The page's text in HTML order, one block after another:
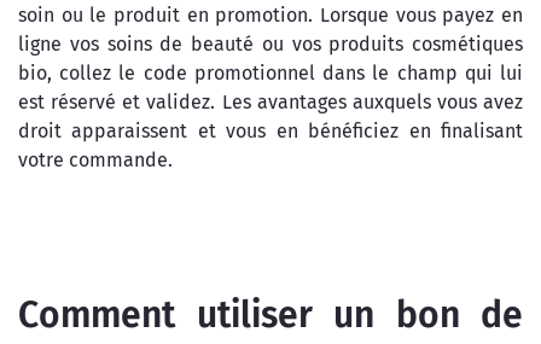
soin ou le produit en promotion. Lorsque vous payez en
ligne vos soins de beauté ou vos produits cosmétiques
bio, collez le code promotionnel dans le champ qui lui
est réservé et validez. Les avantages auxquels vous avez
droit apparaissent et vous en bénéficiez en finalisant
votre commande.
Comment utiliser un bon de